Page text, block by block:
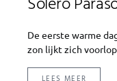
De eerste warme
zon lijkt zich